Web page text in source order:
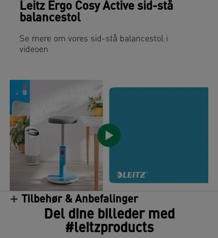
Leitz Ergo Cosy Active sid-stå
balancestol
Se mere om vores sid-stå balancestol i
videoen
/
Tilbehør & Anbefalinger
Del dine billeder med
#leitzproducts